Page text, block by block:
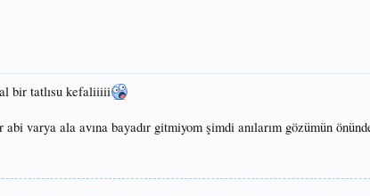
bir tatlısu kefaliiiii
varya ala avına bayadır gitmiyom şimdi anılarım gözümün